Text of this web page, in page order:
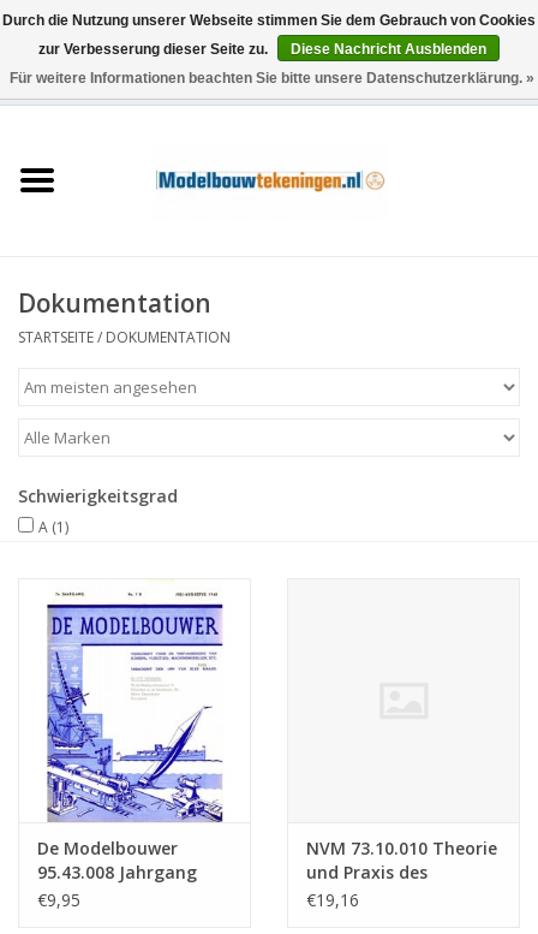
0 Artikel - €0,00
Schiffe
Holzbau
Landschaft
Dokumentation
Zeitschriften
Neue Zeichnungen
NEUE ZEITSCHRIFTEN
ABONNEMENT DER
MODELLBAUER
Baubeschreibungen
Dokumentation
STARTSEITE/ DOKUMENTATION
Schwierigkeitsgrad
A (1)
De Modelbouwer
95.43.008 Jahrgang
"Der Modellbauer"
€9,95
NVM 73.10.010 Theorie
und Praxis des
Schiffsmodellbaus
€19,16
Durch die Nutzung unserer Webseite stimmen Sie dem Gebrauch von Cookies
zur Verbesserung dieser Seite zu.
Diese Nachricht Ausblenden
Für weitere Informationen beachten Sie bitte unsere Datenschutzerklärung. »